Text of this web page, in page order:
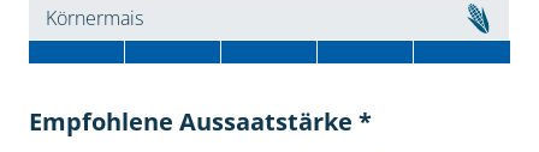
Körnermais
Empfohlene Aussaatstärke *